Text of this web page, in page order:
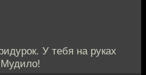
У тебя на руках